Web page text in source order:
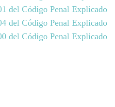
del Código Penal Explicado
del Código Penal Explicado
del Código Penal Explicado